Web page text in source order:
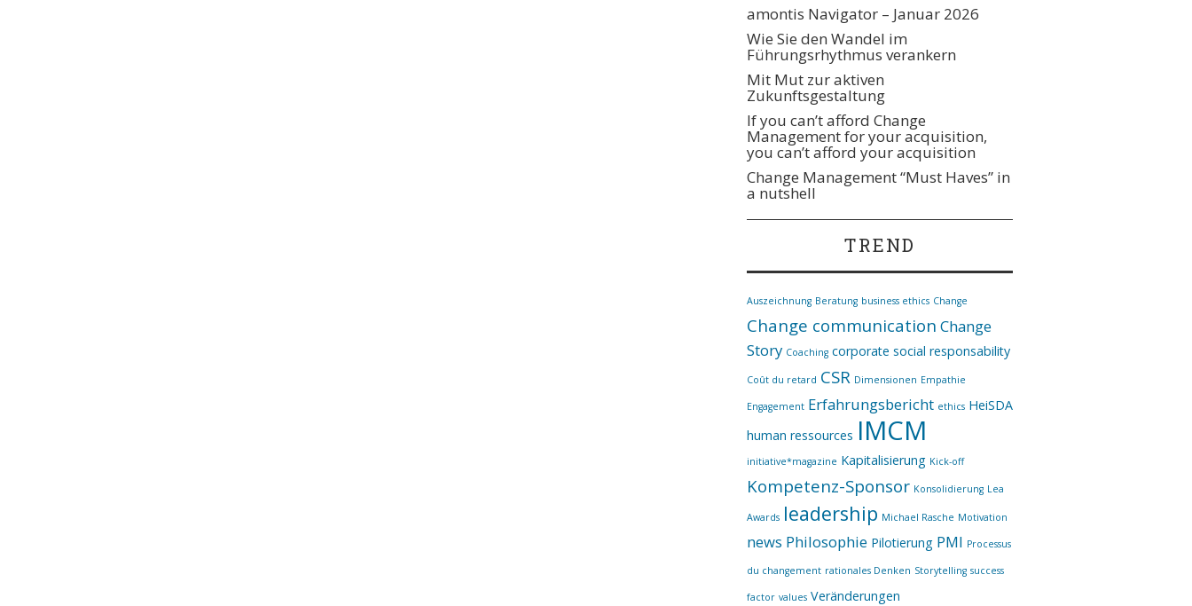
amontis Navigator – Januar 2026
Wie Sie den Wandel im
Führungsrhythmus verankern​
Mit Mut zur aktiven
Zukunftsgestaltung
If you can’t afford Change
Management for your acquisition,
you can’t afford your acquisition
Change Management “Must Haves” in
a nutshell
TREND
Auszeichnung Beratung business ethics Change
Change communication Change
Story Coaching corporate social responsability
Coût du retard CSR Dimensionen Empathie
Engagement Erfahrungsbericht ethics HeiSDA
human ressources IMCM
initiative*magazine Kapitalisierung Kick-off
Kompetenz-Sponsor Konsolidierung Lea
Awards leadership Michael Rasche Motivation
news Philosophie Pilotierung PMI Processus
du changement rationales Denken Storytelling success
factor values Veränderungen